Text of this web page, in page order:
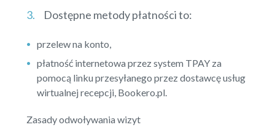
Dostępne metody płatności to:
przelew na konto,
płatność internetowa przez system TPAY za
pomocą linku przesyłanego przez dostawcę usług
wirtualnej recepcji, Bookero.pl.
Zasady odwoływania wizyt